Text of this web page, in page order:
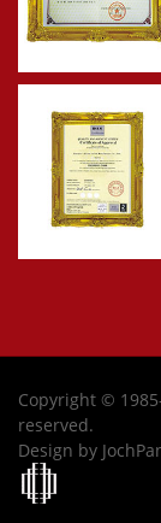
Copyright ©
reserved.
Design by